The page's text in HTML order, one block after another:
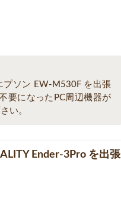
プソン EW-M530F を出張
要になったPC周辺機器が
い。
Ender-3Pro を出張